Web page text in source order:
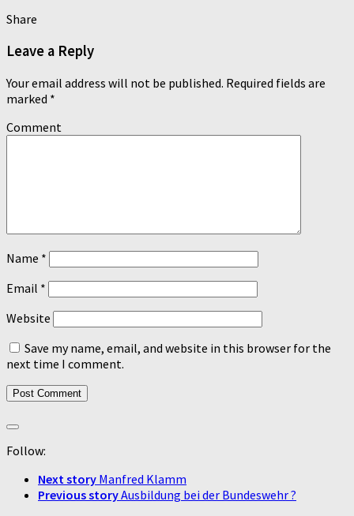
Share
Leave a Reply
Your email address will not be published. Required fields are
marked *
Comment
Name *
Email *
Website
Save my name, email, and website in this browser for the
next time I comment.
Follow:
Next story Manfred Klamm
Previous storyAusbildung bei der Bundeswehr ?